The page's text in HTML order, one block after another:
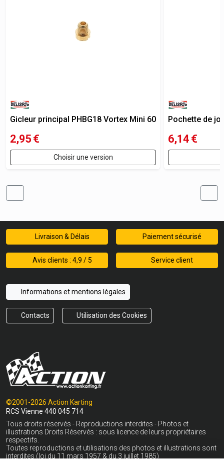
Gicleur principal PHBG18 Vortex Mini 60
2,95 €
Choisir une version
Pochette de
6,14 €
Livraison & Délais Paiement sécurisé
Avis clients : 4,9 / 5 Service client
Informations et mentions légales
Contacts Utilisation des Cookies
©2001-2026 Action Karting
RCS Vienne 440 045 714
Tous droits réservés - Reproductions interdites - Photos et
illustrations Droits Réservés : sous licence de leurs propriétaires
respectifs.
Toutes reproductions et utilisations des photos et illustrations sont
interdites (loi du 11 mars 1957 & du 3 juillet 1985)